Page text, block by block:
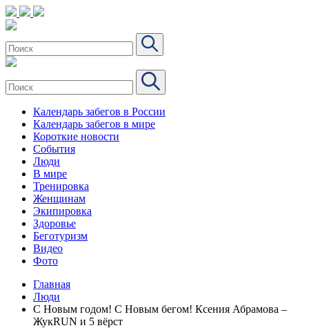
Календарь забегов в России
Календарь забегов в мире
Короткие новости
События
Люди
В мире
Тренировка
Женщинам
Экипировка
Здоровье
Беготуризм
Видео
Фото
Главная
Люди
С Новым годом! С Новым бегом! Ксения Абрамова –
ЖукRUN и 5 вёрст